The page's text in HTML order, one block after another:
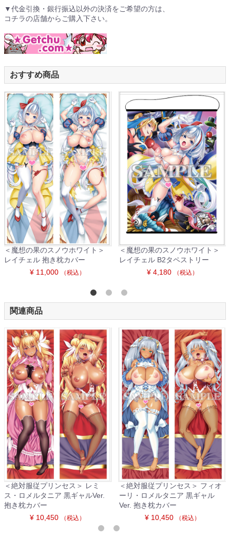
▼代金引換・銀行振込以外の決済をご希望の方は、
コチラの店舗からご購入下さい。
おすすめ商品
＜魔想の果のスノウホワイト＞
レイチェル 抱き枕カバー
¥ 11,000
（税込）
＜魔想の果のスノウホワイト＞
レイチェル B2タペストリー
¥ 4,180
（税込）
関連商品
＜絶対服従プリンセス＞ レミ
ス・ロメルタニア 黒ギャルVer.
抱き枕カバー
¥ 10,450
（税込）
＜絶対服従プリンセス＞ フィオ
ーリ・ロメルタニア 黒ギャル
Ver. 抱き枕カバー
¥ 10,450
（税込）